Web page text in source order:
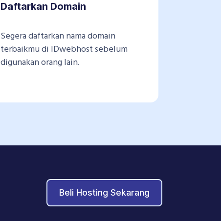
Daftarkan Domain
Segera daftarkan nama domain
terbaikmu di IDwebhost sebelum
digunakan orang lain.
Beli Hosting Sekarang